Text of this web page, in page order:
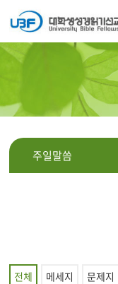
주일말씀
전체 메세지 문제지